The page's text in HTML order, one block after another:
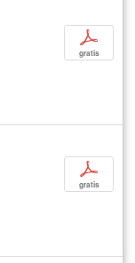
p
gratis
p
gratis